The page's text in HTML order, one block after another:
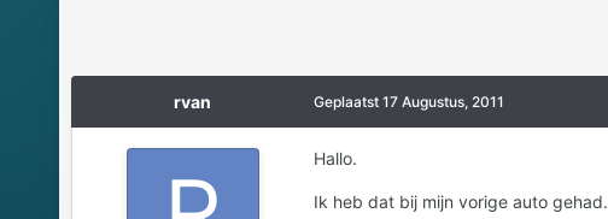
rvan Geplaatst 17 Augustus, 2011
Hallo.
Ik heb dat bij mijn vorige auto gehad.